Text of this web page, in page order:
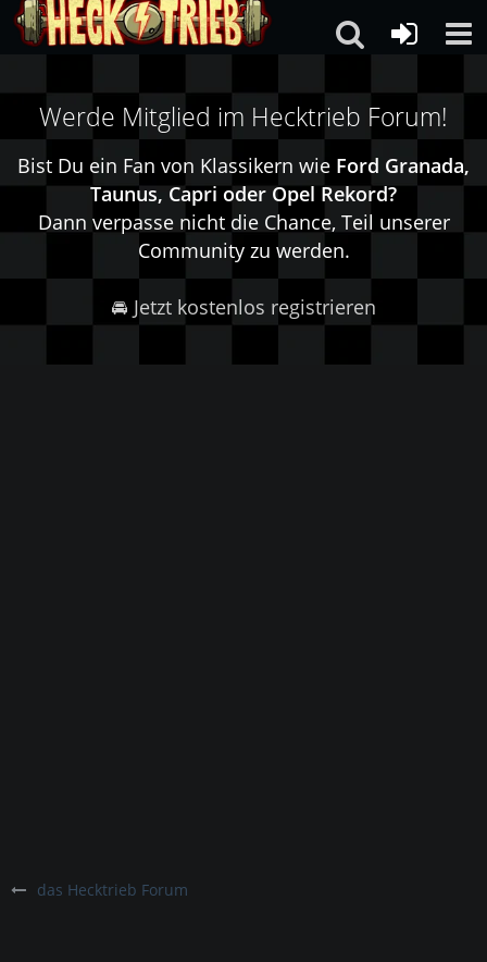
Werde Mitglied im Hecktrieb Forum!
Bist Du ein Fan von Klassikern wie Ford Granada,
Taunus, Capri oder Opel Rekord?
Dann verpasse nicht die Chance, Teil unserer
Community zu werden.
🚘 Jetzt kostenlos registrieren
das Hecktrieb Forum